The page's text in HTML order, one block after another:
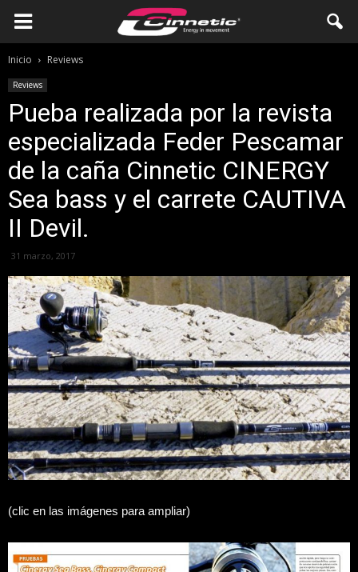
Inicio Reviews
Reviews
Pueba realizada por la revista
especializada Feder Pescamar
de la caña Cinnetic CINERGY
Sea bass y el carrete CAUTIVA
II Devil.
31 marzo, 2017
(clic en las imágenes para ampliar)